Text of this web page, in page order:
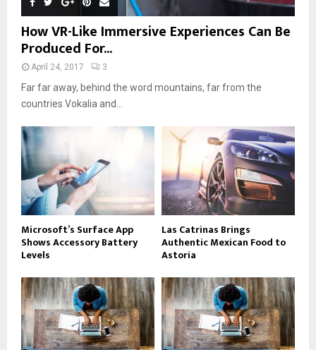
How VR-Like Immersive Experiences Can Be
Produced For...
April 24, 2017 3
Far far away, behind the word mountains, far from the
countries Vokalia and...
Microsoft’s Surface App
Shows Accessory Battery
Levels
Las Catrinas Brings
Authentic Mexican Food to
Astoria